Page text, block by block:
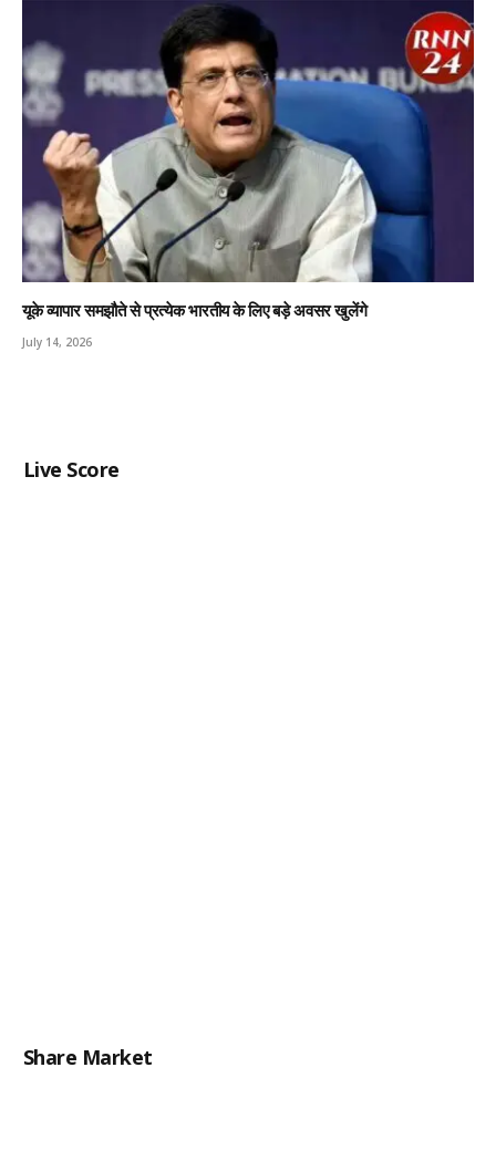
यूके व्यापार समझौते से प्रत्येक भारतीय के लिए बड़े अवसर खुलेंगे
July 14, 2026
Live Score
Share Market